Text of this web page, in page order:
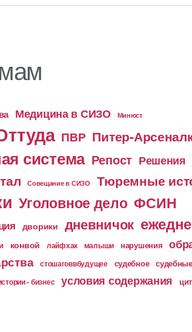
Медицина в СИЗО Минюст
ПВР Питер-
система Репост Решения
Совещание в СИЗО Тюремные
Уголовное дело ФСИН
дворики дневничок
конвой лайфхак малыши нарушения
стошаговвбудущее судебное
- бизнес условия содержания